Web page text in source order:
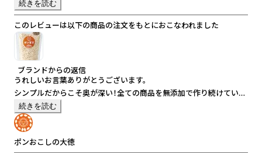
続きを読む
このレビューは以下の商品の注文をもとにおこなわれました
ブランドからの返信
うれしいお言葉ありがとうございます。
シンプルだからこそ奥が深い！全ての商品を無添加で作り続けていま
す。
ぜひ、ご検討くださいませ。
続きを読む
ポンおこしの大徳